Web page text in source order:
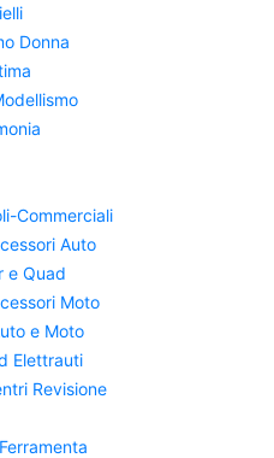
Donna
Commerciali
Auto
e Quad
Moto
e Moto
Elettrauti
Revisione